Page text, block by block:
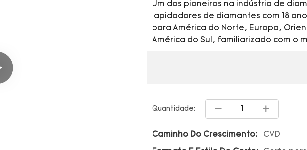
Um dos pioneiros na indústria de
lapidadores de diamantes com 18
para América do Norte, Europa,
América do Sul, familiarizado com o
Quantidade:
Caminho Do Crescimento: CVD